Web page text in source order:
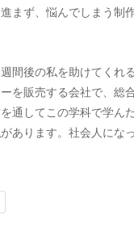
まず、悩んでしまう制
間後の私を助けてくれ
を販売する会社で、総
通してこの学科で学ん
あります。社会人にな